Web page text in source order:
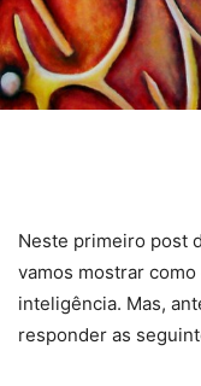
Neste primeiro post
vamos mostrar
inteligência. Mas,
responder as